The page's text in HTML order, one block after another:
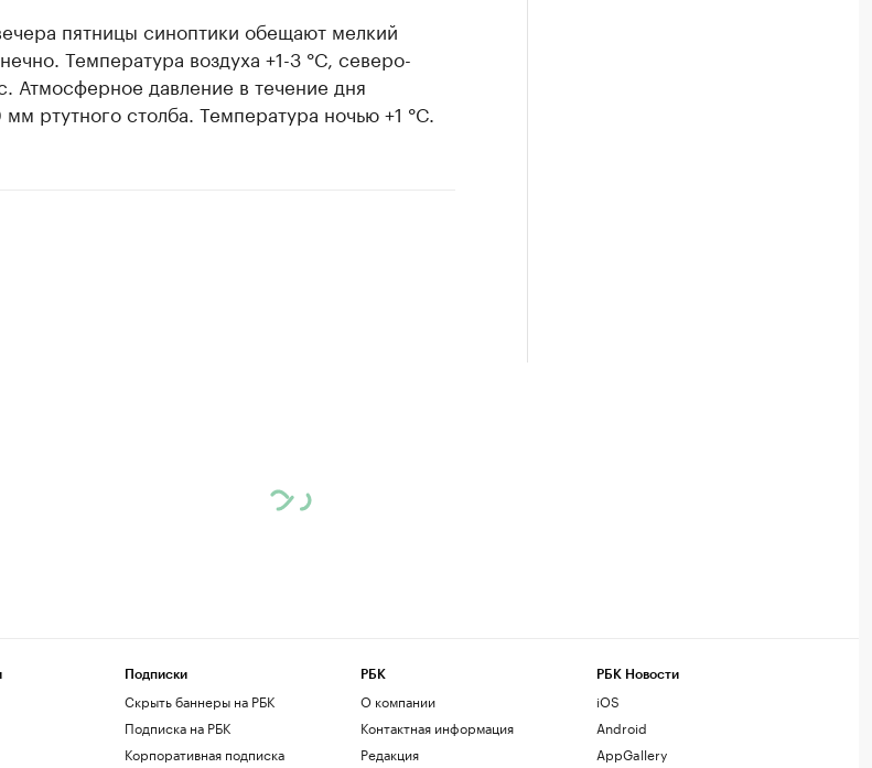
пятницы синоптики обещают мелкий
Температура воздуха +1-3 °C, северо-
Атмосферное давление в течение дня
ртутного столба. Температура ночью +1 °C.
Подписки
Скрыть баннеры на РБК
Подписка на РБК
Корпоративная подписка
РБК
О компании
Контактная информация
Редакция
РБК Новости
iOS
Android
AppGallery